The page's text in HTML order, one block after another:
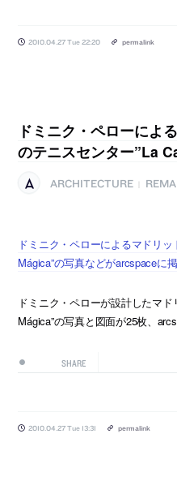
2010.04.27 Tue 22:20 permalink
ドミニク・ペローによ
のテニスセンター”La
ARCHITECTURE
ドミニク・ペローによるマドリ
Mágica”の写真などがarcspaceに
ドミニク・ペローが設計したマ
Mágica”の写真と図面が25枚、
SHARE
2010.04.27 Tue 13:31 permalink